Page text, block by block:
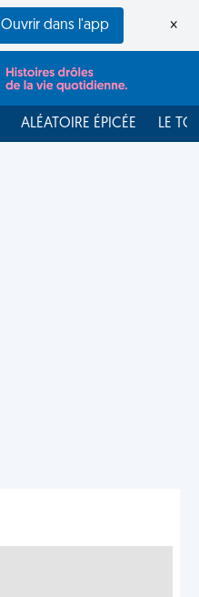
Ouvrir dans l'app ×
ALÉATOIRE ÉPICÉE LE